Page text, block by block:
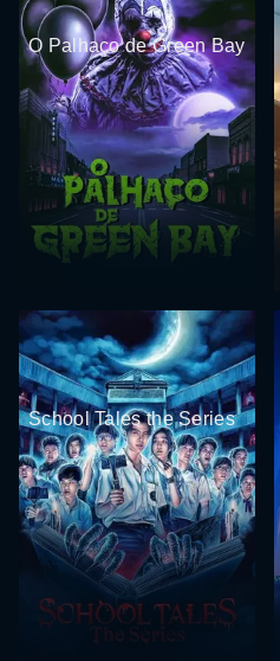
O Palhaço de Green Bay
School Tales the Series